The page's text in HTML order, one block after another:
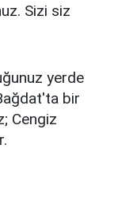
Sizi siz
yerde
bir
Cengiz